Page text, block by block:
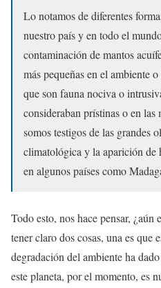
Lo notamos de diferentes
nuestro país y en todo el
contaminación de mantos
más pequeñas en el ambiente
que son fauna nociva o
consideraban prístinas o en las
somos testigos de las grandes
climatológica y la aparición de
en algunos países como
Todo esto, nos hace pensar, ¿aún
tener claro dos cosas, una es que
degradación del ambiente ha
este planeta, por el momento, es